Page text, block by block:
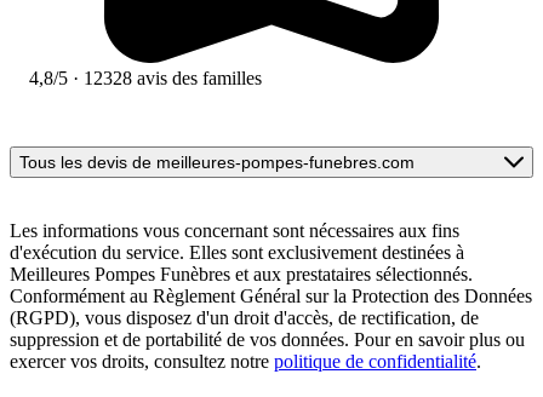
4,8/5 · 12328 avis des familles
Tous les devis de meilleures-pompes-funebres.com
Les informations vous concernant sont nécessaires aux fins
d'exécution du service. Elles sont exclusivement destinées à
Meilleures Pompes Funèbres et aux prestataires sélectionnés.
Conformément au Règlement Général sur la Protection des Données
(RGPD), vous disposez d'un droit d'accès, de rectification, de
suppression et de portabilité de vos données. Pour en savoir plus ou
exercer vos droits, consultez notre politique de confidentialité.